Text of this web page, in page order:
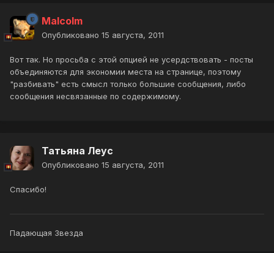
Malcolm
Опубликовано 15 августа, 2011
Вот так. Но просьба с этой опцией не усердствовать - посты
объединяются для экономии места на странице, поэтому
"разбивать" есть смысл только большие сообщения, либо
сообщения несвязанные по содержимому.
Татьяна Леус
Опубликовано 15 августа, 2011
Спасибо!
Падающая Звезда